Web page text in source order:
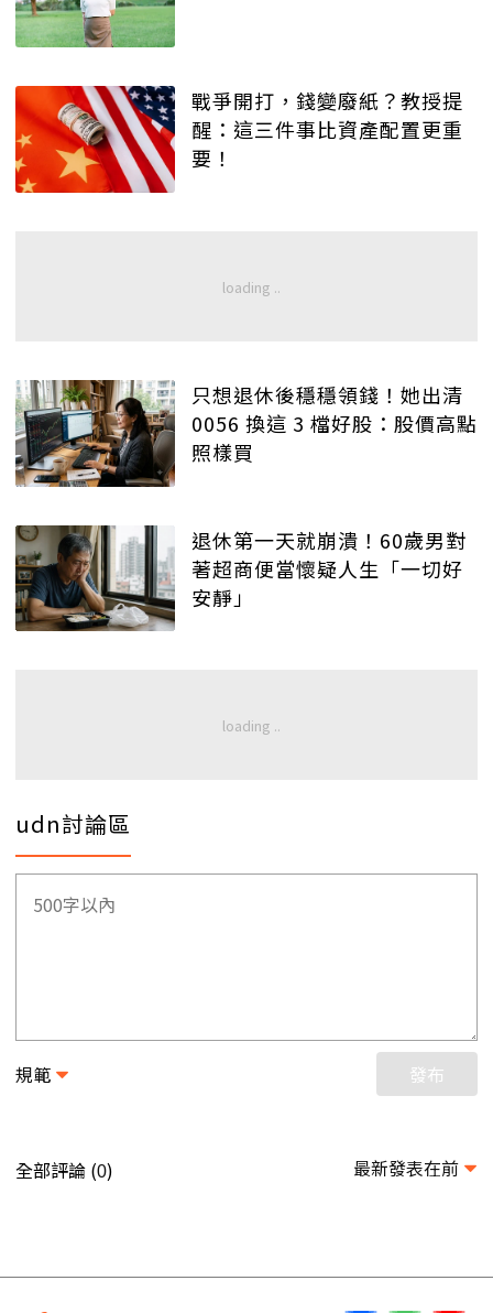
戰爭開打，錢變廢紙？教授提
醒：這三件事比資產配置更重
要！
只想退休後穩穩領錢！她出清
0056 換這 3 檔好股：股價高點
照樣買
退休第一天就崩潰！60歲男對
著超商便當懷疑人生「一切好
安靜」
udn討論區
規範 發布
全部評論 (0) 最新發表在前